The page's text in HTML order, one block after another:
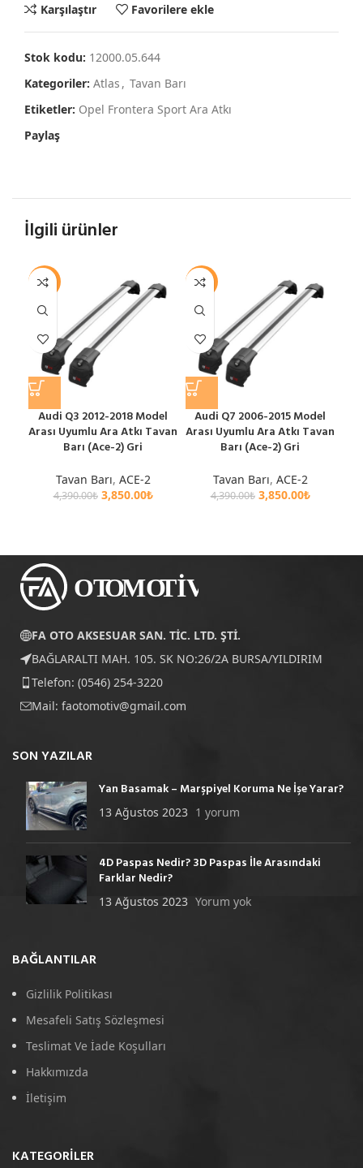
Karşılaştır
Favorilere ekle
Stok kodu: 12000.05.644
Kategoriler: Atlas , Tavan Barı
Etiketler: Opel Frontera Sport Ara Atkı
Paylaş
İlgili ürünler
-12%
Audi Q3 2012-2018 Model
Arası Uyumlu Ara Atkı Tavan
Barı (Ace-2) Gri
Tavan Barı, ACE-2
4,390.00₺ 3,850.00₺
-12%
Audi Q7 2006-2015 Model
Arası Uyumlu Ara Atkı Tavan
Barı (Ace-2) Gri
Tavan Barı, ACE-2
4,390.00₺ 3,850.00₺
FA OTO AKSESUAR SAN. TİC. LTD. ŞTİ.
BAĞLARALTI MAH. 105. SK NO:26/2A BURSA/YILDIRIM
Telefon: (0546) 254-3220
Mail: faotomotiv@gmail.com
SON YAZILAR
Yan Basamak – Marşpiyel Koruma Ne İşe Yarar?
13 Ağustos 2023 1 yorum
4D Paspas Nedir? 3D Paspas İle Arasındaki
Farklar Nedir?
13 Ağustos 2023 Yorum yok
BAĞLANTILAR
Gizlilik Politikası
Mesafeli Satış Sözleşmesi
Teslimat Ve İade Koşulları
Hakkımızda
İletişim
KATEGORILER